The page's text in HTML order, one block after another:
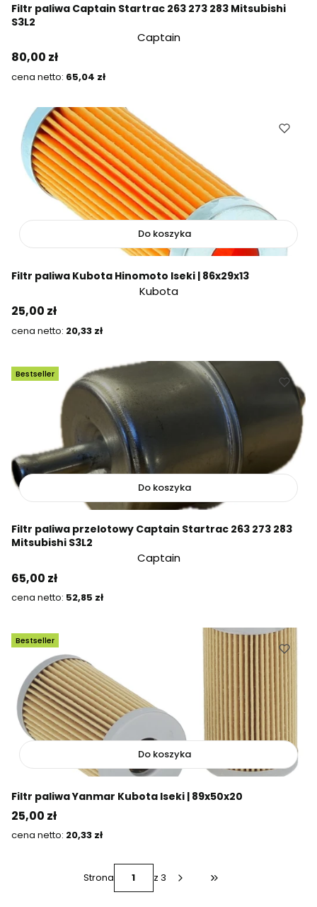
Filtr paliwa Captain Startrac 263 273 283 Mitsubishi
S3L2
Captain
Cena
80,00 zł
Cena
65,04 zł
Do koszyka
Filtr paliwa Kubota Hinomoto Iseki | 86x29x13
Kubota
Cena
25,00 zł
Cena
20,33 zł
Bestseller
Do koszyka
Filtr paliwa przelotowy Captain Startrac 263 273 283
Mitsubishi S3L2
Captain
Cena
65,00 zł
Cena
52,85 zł
Bestseller
Do koszyka
Filtr paliwa Yanmar Kubota Iseki | 89x50x20
Cena
25,00 zł
Cena
20,33 zł
Strona z 3 Przejdź do ostatniej